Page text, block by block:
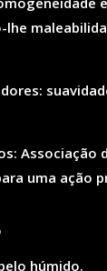
lhe
Associação
uma ação
húmido.